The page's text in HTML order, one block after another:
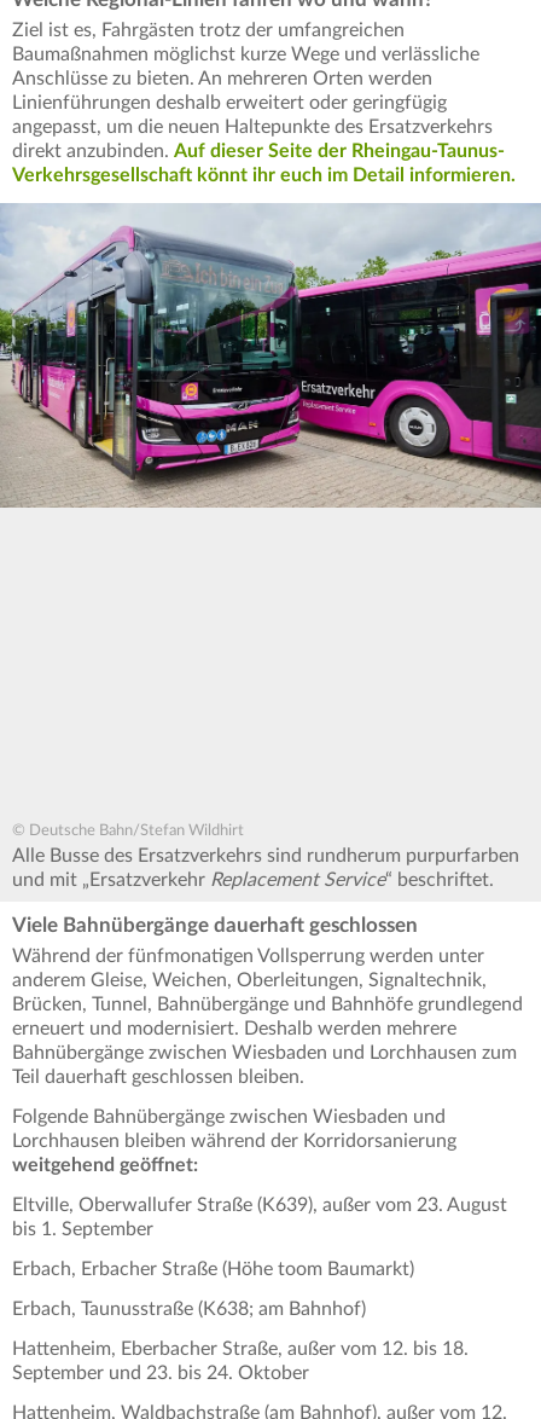
Ziel ist es, Fahrgästen trotz der umfangreichen
Baumaßnahmen möglichst kurze Wege und verlässliche
Anschlüsse zu bieten. An mehreren Orten werden
Linienführungen deshalb erweitert oder geringfügig
angepasst, um die neuen Haltepunkte des Ersatzverkehrs
direkt anzubinden. Auf dieser Seite der Rheingau-Taunus-
Verkehrsgesellschaft könnt ihr euch im Detail informieren.
© Deutsche Bahn/Stefan Wildhirt
Alle Busse des Ersatzverkehrs sind rundherum purpurfarben
und mit „Ersatzverkehr Replacement Service“ beschriftet.
Viele Bahnübergänge dauerhaft geschlossen
Während der fünfmonatigen Vollsperrung werden unter
anderem Gleise, Weichen, Oberleitungen, Signaltechnik,
Brücken, Tunnel, Bahnübergänge und Bahnhöfe grundlegend
erneuert und modernisiert. Deshalb werden mehrere
Bahnübergänge zwischen Wiesbaden und Lorchhausen zum
Teil dauerhaft geschlossen bleiben.
Folgende Bahnübergänge zwischen Wiesbaden und
Lorchhausen bleiben während der Korridorsanierung
weitgehend geöffnet:
Eltville, Oberwallufer Straße (K639), außer vom 23. August
bis 1. September
Erbach, Erbacher Straße (Höhe toom Baumarkt)
Erbach, Taunusstraße (K638; am Bahnhof)
Hattenheim, Eberbacher Straße, außer vom 12. bis 18.
September und 23. bis 24. Oktober
Hattenheim, Waldbachstraße (am Bahnhof), außer vom 12.